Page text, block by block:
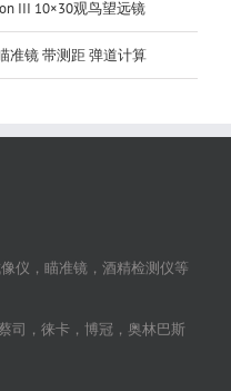
III 10×30观鸟望远镜
准镜 带测距 弹道计算
仪，瞄准镜，酒精检测仪等
司，徕卡，博冠，奥林巴斯